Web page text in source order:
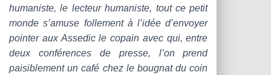
humaniste, le lecteur humaniste, tout ce petit
monde s’amuse follement à l’idée d’envoyer
pointer aux Assedic le copain avec qui, entre
deux conférences de presse, l’on prend
paisiblement un café chez le bougnat du coin